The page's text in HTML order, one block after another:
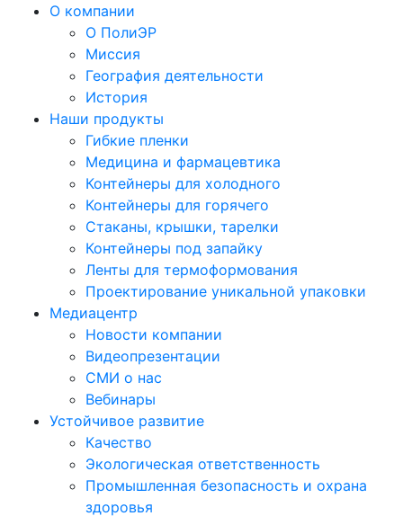
О компании
О ПолиЭР
Миссия
География деятельности
История
Наши продукты
Гибкие пленки
Медицина и фармацевтика
Контейнеры для холодного
Контейнеры для горячего
Стаканы, крышки, тарелки
Контейнеры под запайку
Ленты для термоформования
Проектирование уникальной упаковки
Медиацентр
Новости компании
Видеопрезентации
СМИ о нас
Вебинары
Устойчивое развитие
Качество
Экологическая ответственность
Промышленная безопасность и охрана
здоровья